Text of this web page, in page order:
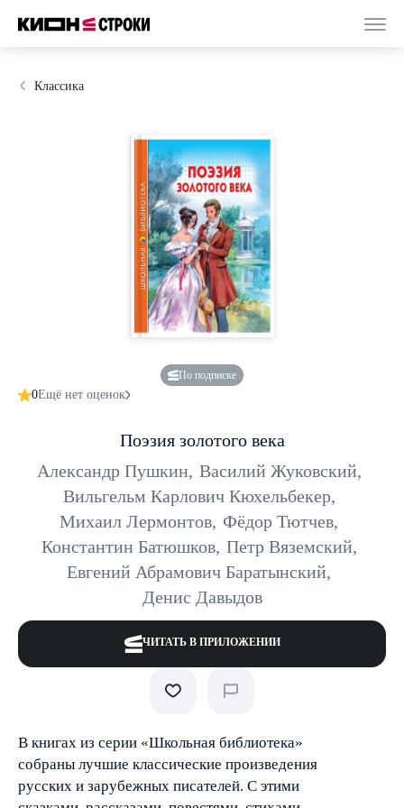
Классика
По подписке
0Ещё нет оценок
Поэзия золотого века
Александр Пушкин, Василий Жуковский,
Вильгельм Карлович Кюхельбекер,
Михаил Лермонтов, Фёдор Тютчев,
Константин Батюшков, Петр Вяземский,
Евгений Абрамович Баратынский,
Денис Давыдов
ЧИТАТЬ В ПРИЛОЖЕНИИ
В книгах из серии «Школьная библиотека»
собраны лучшие классические произведения
русских и зарубежных писателей. С этими